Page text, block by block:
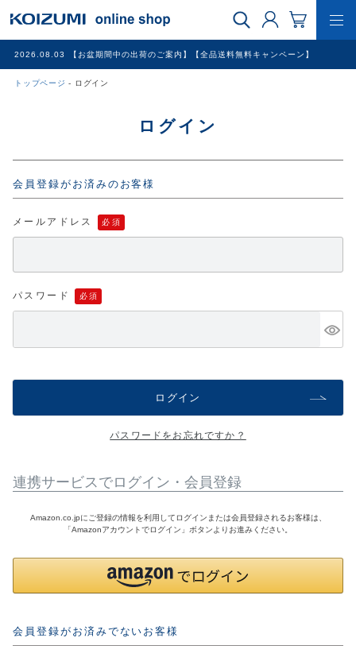
2026.08.03 【お盆期間中の出荷のご案内】【全品送料無料キャンペーン】
トップページ ログイン
調理家電
冷暖房家電
ブログ
ログイン
お問い合わせ
ログイン
会員登録がお済みのお客様
メールアドレス
パスワード
ログイン
パスワードをお忘れですか？
連携サービスでログイン・会員登録
Amazon.co.jpにご登録の情報を利用してログインまたは会員登録されるお客様は、
「Amazonアカウントでログイン」ボタンよりお進みください。
会員登録がお済みでないお客様